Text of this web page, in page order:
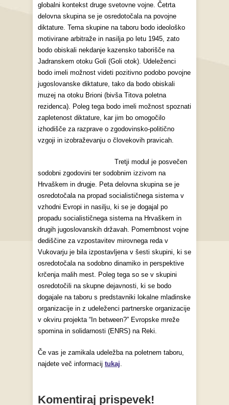
globalni kontekst druge svetovne vojne. Četrta
delovna skupina se je osredotočala na povojne
diktature. Tema skupine na taboru bodo ideološko
motivirane arbitraže in nasilja po letu 1945, zato
bodo obiskali nekdanje kazensko taborišče na
Jadranskem otoku Goli (Goli otok). Udeleženci
bodo imeli možnost videti pozitivno podobo povojne
jugoslovanske diktature, tako da bodo obiskali
muzej na otoku Brioni (bivša Titova poletna
rezidenca). Poleg tega bodo imeli možnost spoznati
zapletenost diktature, kar jim bo omogočilo
izhodišče za razprave o zgodovinsko-politično
vzgoji in izobraževanju o človekovih pravicah.
Tretji modul je posvečen
sodobni zgodovini ter sodobnim izzivom na
Hrvaškem in drugje. Peta delovna skupina se je
osredotočala na propad socialističnega sistema v
vzhodni Evropi in nasilju, ki se je dogajal po
propadu socialističnega sistema na Hrvaškem in
drugih jugoslovanskih državah. Pomembnost vojne
dediščine za vzpostavitev mirovnega reda v
Vukovarju je bila izpostavljena v šesti skupini, ki se
osredotočala na sodobno dinamiko in perspektive
krčenja malih mest. Poleg tega so se v skupini
osredotočili na skupne dejavnosti, ki se bodo
dogajale na taboru s predstavniki lokalne mladinske
organizacije in z udeleženci partnerske organizacije
v okviru projekta “In between?” Evropske mreže
spomina in solidarnosti (ENRS) na Reki.
Če vas je zamikala udeležba na poletnem taboru,
najdete več informacij tukaj
Komentiraj prispevek!